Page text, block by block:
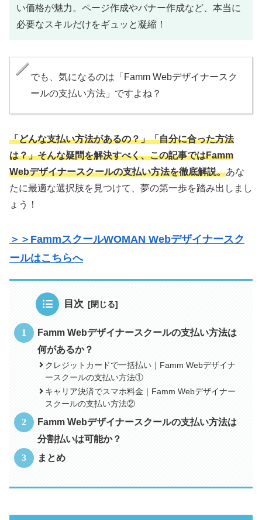
い価格が魅力。ページ作成やバナー作成など、本当に
必要なスキルだけをギュッと凝縮！
でも、気になるのは「Famm Webデザイナースク
ールの支払い方法」ですよね？
「どんな支払い方法があるの？」「自分に合った方法
は？」そんな疑問を解決すべく、この記事ではFamm
Webデザイナースクールの支払い方法を徹底解説。あな
たに最適な選択肢を見つけて、夢の第一歩を踏み出しまし
ょう！
＞＞FammスクールWOMAN Webデザイナースク
ールはこちらへ
目次
Famm Webデザイナースクールの支払い方法は
何があるか？
クレジットカードで一括払い｜Famm Webデザイナ
ースクールの支払い方法①
キャリア決済でスマホ料金｜Famm Webデザイナー
スクールの支払い方法②
Famm Webデザイナースクールの支払い方法は
分割払いは可能か？
まとめ